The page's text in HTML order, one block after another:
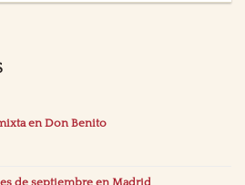
en Don Benito
de septiembre en Madrid